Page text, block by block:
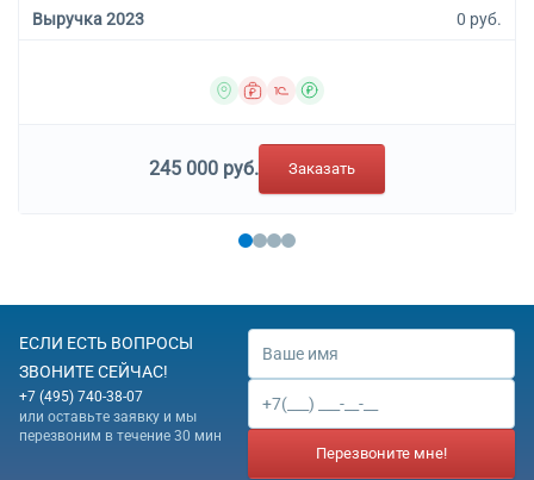
Выручка 2023 0 руб.
245 000 руб. Заказать
ЕСЛИ ЕСТЬ ВОПРОСЫ
ЗВОНИТЕ СЕЙЧАС!
+7 (495) 740-38-07
или оставьте заявку и мы
перезвоним в течение 30 мин
Перезвоните мне!